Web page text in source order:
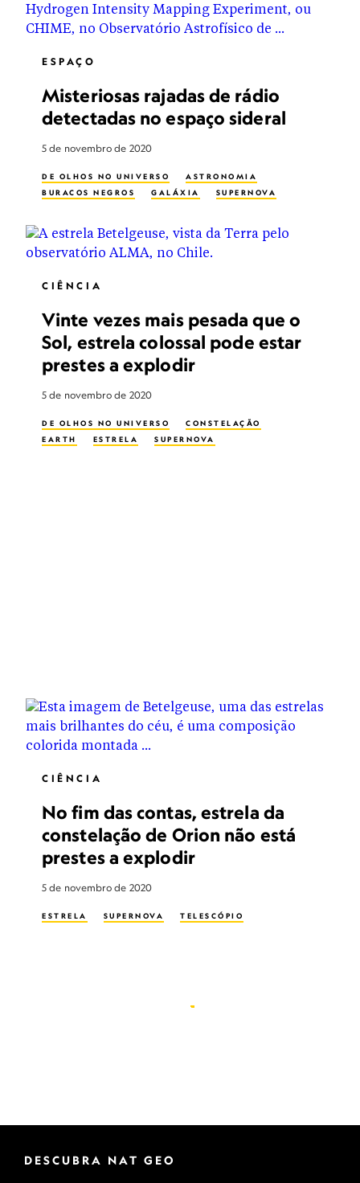
ESPAÇO
Misteriosas rajadas de rádio
detectadas no espaço sideral
5 de novembro de 2020
DE OLHOS NO UNIVERSO
ASTRONOMIA
BURACOS NEGROS
GALÁXIA SUPERNOVA
CIÊNCIA
Vinte vezes mais pesada que o
Sol, estrela colossal pode estar
prestes a explodir
5 de novembro de 2020
DE OLHOS NO UNIVERSO
CONSTELAÇÃO
EARTH
ESTRELA SUPERNOVA
CIÊNCIA
No fim das contas, estrela da
constelação de Orion não está
prestes a explodir
5 de novembro de 2020
ESTRELA SUPERNOVA TELESCÓPIO
DESCUBRA NAT GEO